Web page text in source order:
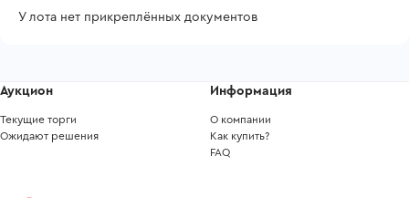
У лота нет прикреплённых документов
Аукцион
Текущие торги
Ожидают решения
Информация
О компании
Как купить?
FAQ